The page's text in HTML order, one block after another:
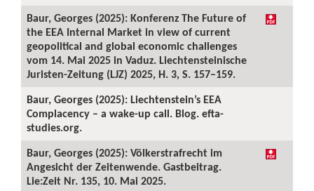
Baur, Georges (2025): Konferenz The Future of
the EEA Internal Market in view of current
geopolitical and global economic challenges
vom 14. Mai 2025 in Vaduz. Liechtensteinische
Juristen-Zeitung (LJZ) 2025, H. 3, S. 157–159.
Baur, Georges (2025): Liechtenstein’s EEA
Complacency – a wake-up call. Blog. efta-
studies.org.
Baur, Georges (2025): Völkerstrafrecht im
Angesicht der Zeitenwende. Gastbeitrag.
Lie:Zeit Nr. 135, 10. Mai 2025.